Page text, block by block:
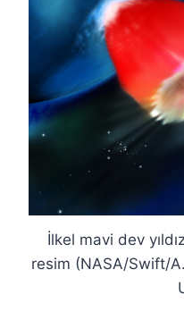
İlkel mavi dev
resim (NASA/Swift/